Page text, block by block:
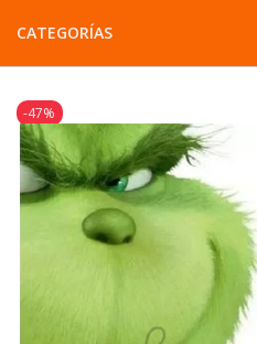
CATEGORÍAS
-47%